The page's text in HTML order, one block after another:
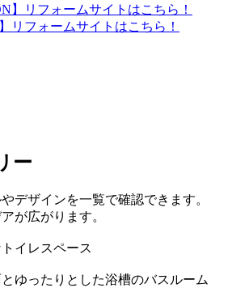
リフォームサイトはこちら！
ー
デザインを一覧で確認できます。
が広がります。